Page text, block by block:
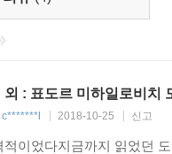
외 : 표도르 미하일로비치
c*******l 2018-10-25 신고
이었다지금까지 읽었던